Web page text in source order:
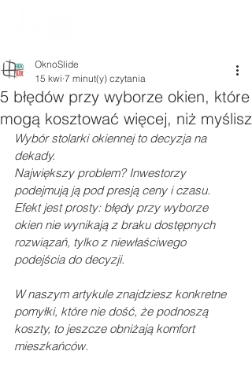
5 błędów przy wyborze okien, które
mogą kosztować więcej, niż myślisz
OknoSlide
15 kwi 7 minut(y) czytania
Wybór stolarki okiennej to decyzja na
dekady.
Największy problem? Inwestorzy
podejmują ją pod presją ceny i czasu.
Efekt jest prosty: błędy przy wyborze
okien nie wynikają z braku dostępnych
rozwiązań, tylko z niewłaściwego
podejścia do decyzji.
W naszym artykule znajdziesz konkretne
pomyłki, które nie dość, że podnoszą
koszty, to jeszcze obniżają komfort
mieszkańców.